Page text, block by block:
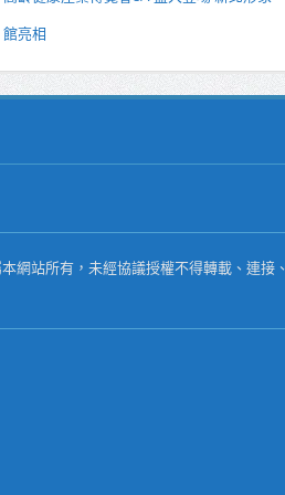
館亮相
網站所有，未經協議授權不得轉載、連接、